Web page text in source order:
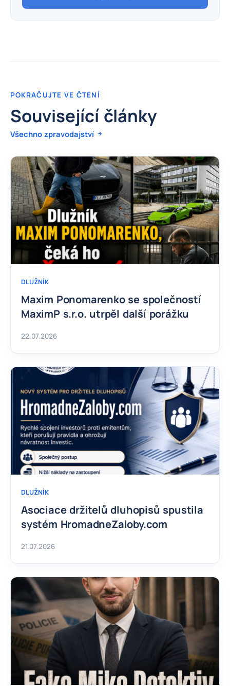
POKRAČUJTE VE ČTENÍ
Související články
Všechno zpravodajství
DLUŽNÍK
Maxim Ponomarenko se společností
MaximP s.r.o. utrpěl další porážku
22.07.2026
DLUŽNÍK
Asociace držitelů dluhopisů spustila
systém HromadneZaloby.com
21.07.2026